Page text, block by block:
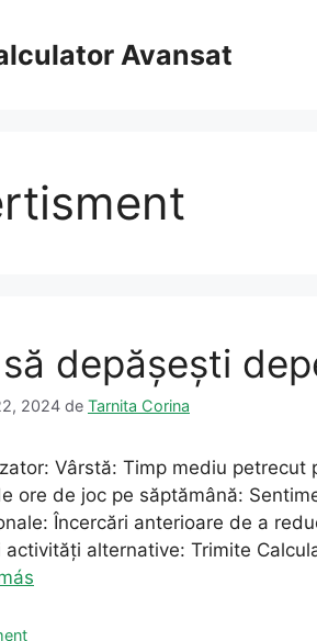
Avansat
depășești
2024 de Tarnita Corina
Vârstă: Timp mediu
ore de joc pe săptămână:
Încercări anterioare de a
activități alternative: Trimite